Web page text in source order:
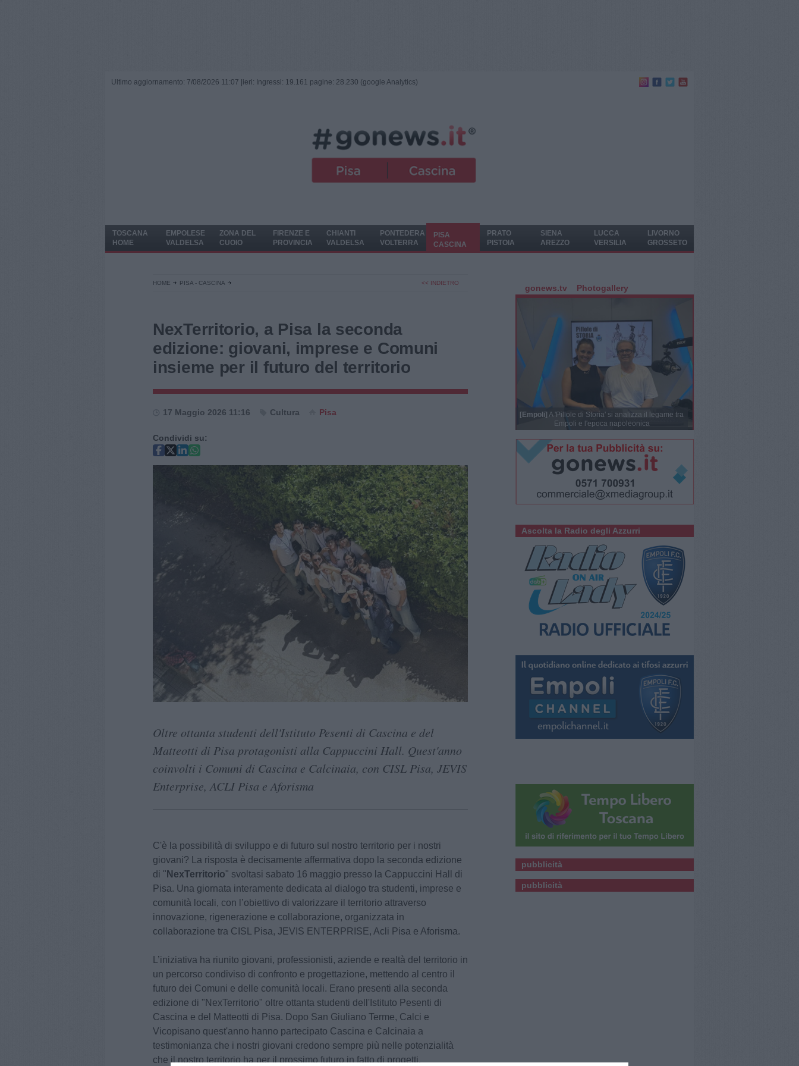
Ultimo aggiornamento: 7/08/2026 11:07 | ieri: Ingressi: 19.161 pagine: 28.230 (google Analytics)
TOSCANA
HOME
EMPOLESE
VALDELSA
ZONA DEL
CUOIO
FIRENZE E
PROVINCIA
CHIANTI
VALDELSA
PONTEDERA
VOLTERRA
PISA
CASCINA
PRATO
PISTOIA
SIENA
AREZZO
LUCCA
VERSILIA
LIVORNO
GROSSETO
HOME PISA - CASCINA << INDIETRO
NexTerritorio, a Pisa la seconda
edizione: giovani, imprese e Comuni
insieme per il futuro del territorio
17 Maggio 2026 11:16 Cultura Pisa
Condividi su:
Oltre ottanta studenti dell'Istituto Pesenti di Cascina e del
Matteotti di Pisa protagonisti alla Cappuccini Hall. Quest'anno
coinvolti i Comuni di Cascina e Calcinaia, con CISL Pisa, JEVIS
Enterprise, ACLI Pisa e Aforisma
C'è la possibilità di sviluppo e di futuro sul nostro territorio per i nostri
giovani? La risposta è decisamente affermativa dopo la seconda edizione
di " NexTerritorio" svoltasi sabato 16 maggio presso la Cappuccini Hall di
Pisa. Una giornata interamente dedicata al dialogo tra studenti, imprese e
comunità locali, con l’obiettivo di valorizzare il territorio attraverso
innovazione, rigenerazione e collaborazione, organizzata in
collaborazione tra CISL Pisa, JEVIS ENTERPRISE, Acli Pisa e Aforisma.
L’iniziativa ha riunito giovani, professionisti, aziende e realtà del territorio in
un percorso condiviso di confronto e progettazione, mettendo al centro il
futuro dei Comuni e delle comunità locali. Erano presenti alla seconda
edizione di "NexTerritorio" oltre ottanta studenti dell'Istituto Pesenti di
Cascina e del Matteotti di Pisa. Dopo San Giuliano Terme, Calci e
Vicopisano quest'anno hanno partecipato Cascina e Calcinaia a
testimonianza che i nostri giovani credono sempre più nelle potenzialità
che il nostro territorio ha per il prossimo futuro in fatto di progetti.
gonews.tv Photogallery
[Empoli] A 'Pillole di Storia' si analizza il legame tra
Empoli e l'epoca napoleonica
Ascolta la Radio degli Azzurri
pubblicità
pubblicità